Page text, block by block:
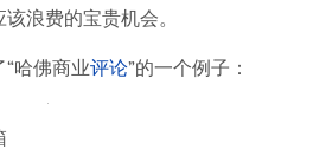
浪费的宝贵机会。
哈佛商业评论”的一个例子：